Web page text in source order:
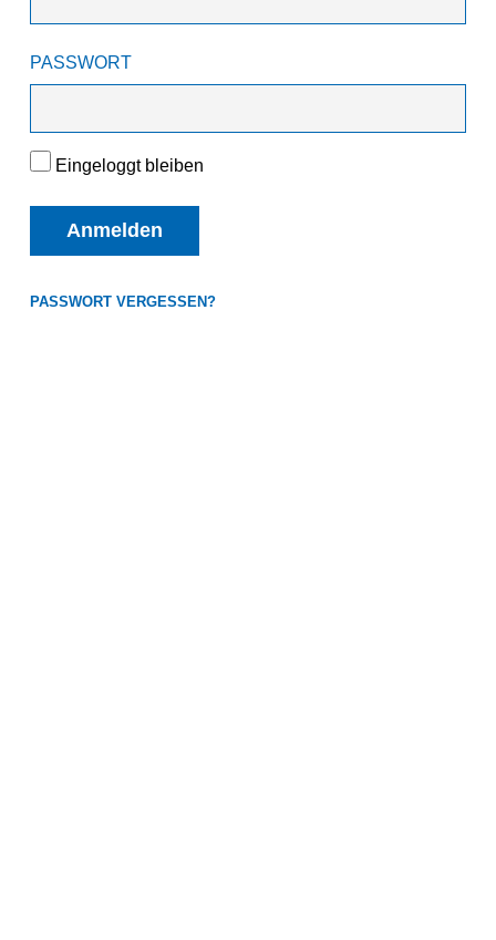
PASSWORT
Eingeloggt bleiben
Anmelden
PASSWORT VERGESSEN?